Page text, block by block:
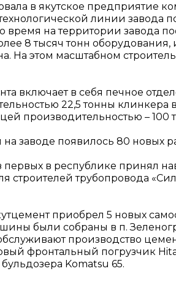
в якутское предприятие
линии завода
время на территории завода
8 тысяч тонн
На этом масштабном
включает в себя печное
22,5 тонны клинкера
производительностью – 100
заводе появилось 80 новых
первых в республике принял
строителей трубопровода
приобрел 5 новых
были собраны в п.
производство
фронтальный погрузчик
Komatsu 65.